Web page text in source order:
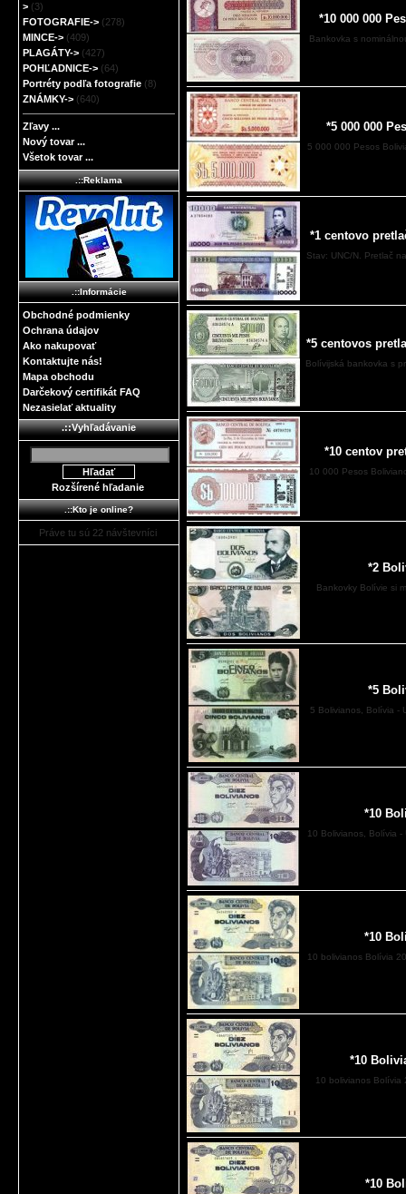
> (3)
FOTOGRAFIE-> (278)
MINCE-> (409)
PLAGÁTY-> (427)
POHĽADNICE-> (64)
Portréty podľa fotografie (8)
ZNÁMKY-> (640)
Zľavy ...
Nový tovar ...
Všetok tovar ...
.::Reklama
.::Informácie
Obchodné podmienky
Ochrana údajov
Ako nakupovať
Kontaktujte nás!
Mapa obchodu
Darčekový certifikát FAQ
Nezasielať aktuality
.::Vyhľadávanie
Rozšírené hľadanie
.::Kto je online?
Práve tu sú 22 návštevníci
*10 000 000
Bankovka s
*5 000 000
5 000 000 Pesos
*1 centovo
Stav: UNC/N. Pretlač
*5 centovos
Bolívijská bankovka s
*10 centov
10 000 Pesos
*2
Bankovky Bolívie si
*5
5 Bolivianos, Bolívia -
*10
10 Bolivianos, Bolívia -
*10
10 bolivianos Bolívia
*10
10 bolivianos Bolívia
*10